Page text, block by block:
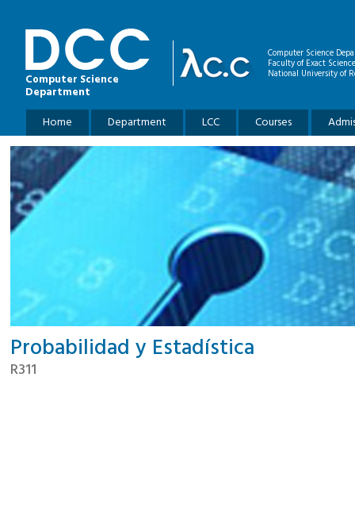
Computer Science
Department
Computer Science
Faculty of Exact
National University of
Main menu
Home Department LCC Courses
Probabilidad y Estadística
R311